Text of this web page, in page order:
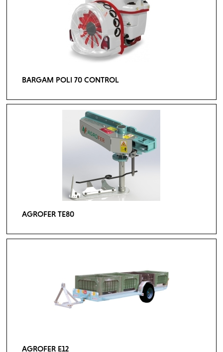
BARGAM POLI 70 CONTROL
AGROFER TE80
AGROFER E12